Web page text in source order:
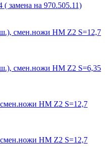
замена на 970.505.11)
смен.ножи HM Z2 S=12,7
смен.ножи HM Z2 S=6,35
HM Z2 S=12,7
HM Z2 S=12,7